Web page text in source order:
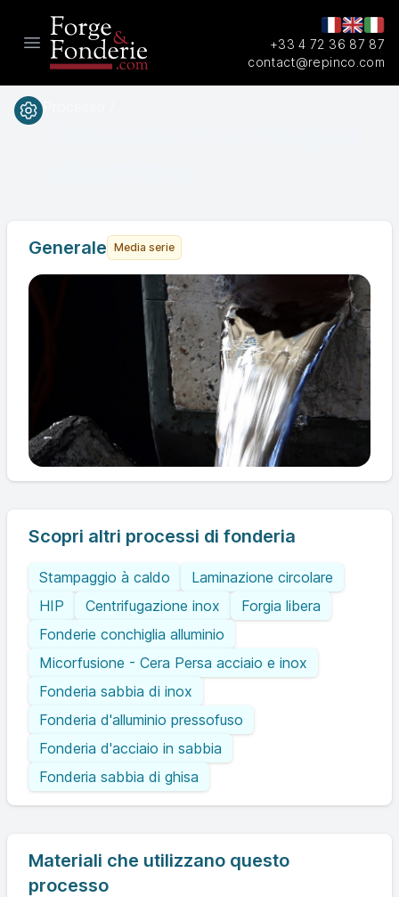
Open main menu
+33 4 72 36 87 87
contact@repinco.com
Generale Media serie
Scopri altri processi di fonderia
Stampaggio à caldo
Laminazione circolare
HIP
Centrifugazione inox
Forgia libera
Fonderie conchiglia alluminio
Micorfusione - Cera Persa acciaio e inox
Fonderia sabbia di inox
Fonderia d'alluminio pressofuso
Fonderia d'acciaio in sabbia
Fonderia sabbia di ghisa
Materiali che utilizzano questo
processo